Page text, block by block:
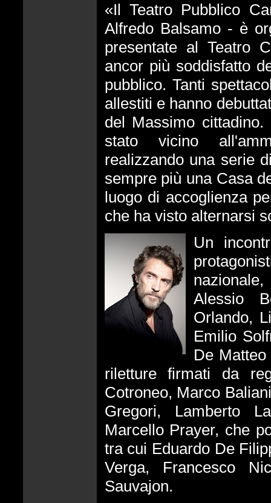
«Il Teatro Pubblico
Alfredo Balsamo - è
presentate al Teatro
ancor più soddisfatto
pubblico. Tanti
allestiti e hanno
del Massimo
stato vicino
realizzando una serie
sempre più una Casa
luogo di accoglienza
che ha visto alternarsi
Un
Alessio
Orlando,
Emilio
De
riletture firmati da
Cotroneo, Marco
Gregori, Lamberto
Marcello Prayer, che
tra cui Eduardo De
Verga, Francesco
Sauvajon.